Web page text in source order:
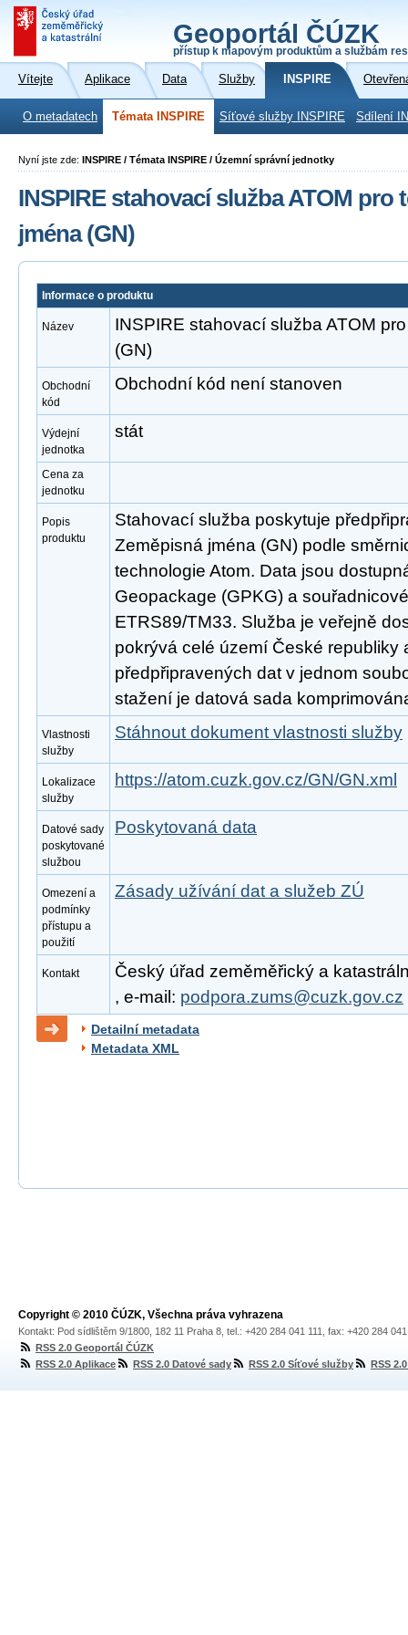
Geoportál ČÚZK
přístup k mapovým produktům a službám
Vítejte Aplikace Data Služby INSPIRE
O metadatech Témata INSPIRE Síťové služby INSPIRE Sdílení
Nyní jste zde: INSPIRE / Témata INSPIRE / Územní správní jednotky
INSPIRE stahovací služba ATOM pro
jména (GN)
Informace o produktu
Název
INSPIRE stahovací služba ATOM
(GN)
Obchodní
kód
Obchodní kód není stanoven
Výdejní
jednotka
stát
Cena za
jednotku
Popis
produktu
Stahovací služba poskytuje
Zeměpisná jména (GN) podle
technologie Atom. Data jsou
Geopackage (GPKG) a
ETRS89/TM33. Služba je veřejně
pokrývá celé území České republiky
předpřipravených dat v jednom
stažení je datová sada
Vlastnosti
služby
Stáhnout dokument vlastnosti služby
Lokalizace
služby
https://atom.cuzk.gov.cz/GN/GN.xml
Datové sady
poskytované
službou
Poskytovaná data
Omezení a
podmínky
přístupu a
použití
Zásady užívání dat a služeb ZÚ
Kontakt
Český úřad zeměměřický a
, e-mail: podpora.zums@cuzk.gov.cz
Detailní metadata
Metadata XML
Copyright © 2010 ČÚZK, Všechna práva vyhrazena
Kontakt: Pod sídlištěm 9/1800, 182 11 Praha 8, tel.: +420 284 041 111, fax: +420 284
RSS 2.0 Geoportál ČÚZK
RSS 2.0 Aplikace
RSS 2.0 Datové sady RSS 2.0 Síťové služby RSS